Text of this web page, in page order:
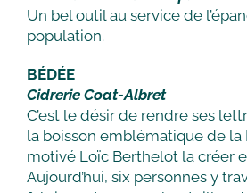
Un bel outil au service de
population.
BÉDÉE
Cidrerie Coat-Albret
C’est le désir de rendre ses
la boisson emblématique de la
motivé Loïc Berthelot la créer
Aujourd’hui, six personnes y